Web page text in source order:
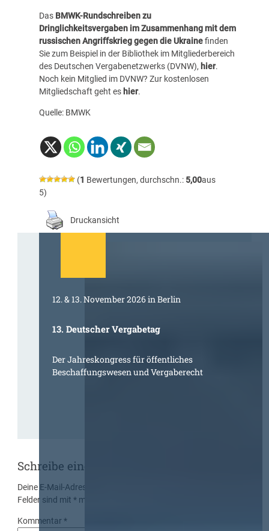
Das BMWK-Rundschreiben zu
Dringlichkeitsvergaben im Zusammenhang mit dem
russischen Angriffskrieg gegen die Ukrainefinden
Sie zum Beispiel in der Bibliothek im Mitgliederbereich
des Deutschen Vergabenetzwerks (DVNW), hier.
Noch kein Mitglied im DVNW? Zur kostenlosen
Mitgliedschaft geht es hier.
Quelle: BMWK
(1 Bewertungen, durchschn.: 5,00aus
5)
Druckansicht
12. & 13. November 2026 in Berlin
13. Deutscher Vergabetag
Der Jahreskongress für öffentliches
Beschaffungswesen und Vergaberecht
Schreibe einen Kommentar
Deine E-Mail-Adresse wird nicht veröffentlicht.
Felder sind mit* markiert
Kommentar*